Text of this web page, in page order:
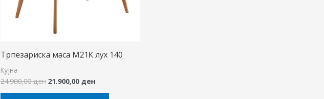
Трпезариска маса М21К лух 140
Кујна
24.900,00ден 21.900,00 ден